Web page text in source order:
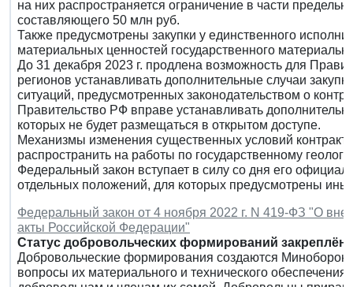
на них распространяется ограничение в части
составляющего 50 млн руб.
Также предусмотрены закупки у единственного
материальных ценностей государственного
До 31 декабря 2023 г. продлена возможность для
регионов устанавливать дополнительные случаи
ситуаций, предусмотренных законодательством о
Правительство РФ вправе устанавливать
которых не будет размещаться в открытом доступе.
Механизмы изменения существенных условий
распространить на работы по государственному
Федеральный закон вступает в силу со дня его
отдельных положений, для которых предусмотрены
Федеральный закон от 4 ноября 2022 г. N 419-ФЗ "О
акты Российской Федерации"
Статус добровольческих формирований закреплён
Добровольческие формирования создаются
вопросы их материального и технического